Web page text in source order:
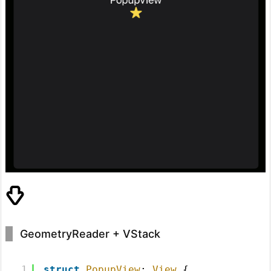
GeometryReader + VStack